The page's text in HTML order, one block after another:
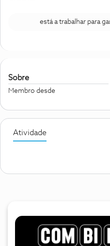
está a trabalhar para
Sobre
Membro desde
Atividade